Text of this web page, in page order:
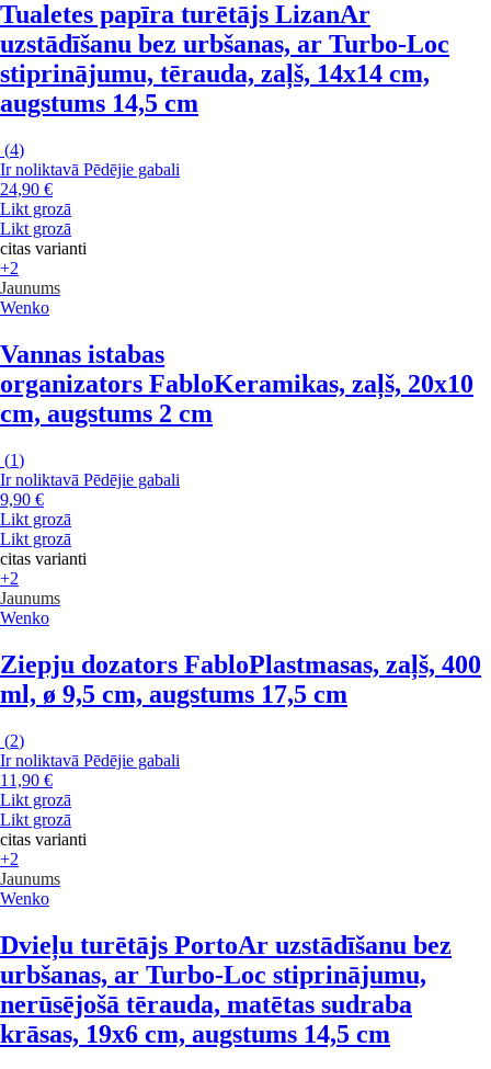
Tualetes papīra turētājs LizanAr
uzstādīšanu bez urbšanas, ar Turbo-Loc
stiprinājumu, tērauda, zaļš, 14x14 cm,
augstums 14,5 cm
(4)
Ir noliktavā Pēdējie gabali
24,90 €
Likt grozā
Likt grozā
citas varianti
+2
Jaunums
Wenko
Vannas istabas
organizators FabloKeramikas, zaļš, 20x10
cm, augstums 2 cm
(1)
Ir noliktavā Pēdējie gabali
9,90 €
Likt grozā
Likt grozā
citas varianti
+2
Jaunums
Wenko
Ziepju dozators FabloPlastmasas, zaļš, 400
ml, ø 9,5 cm, augstums 17,5 cm
(2)
Ir noliktavā Pēdējie gabali
11,90 €
Likt grozā
Likt grozā
citas varianti
+2
Jaunums
Wenko
Dvieļu turētājs PortoAr uzstādīšanu bez
urbšanas, ar Turbo-Loc stiprinājumu,
nerūsējošā tērauda, matētas sudraba
krāsas, 19x6 cm, augstums 14,5 cm